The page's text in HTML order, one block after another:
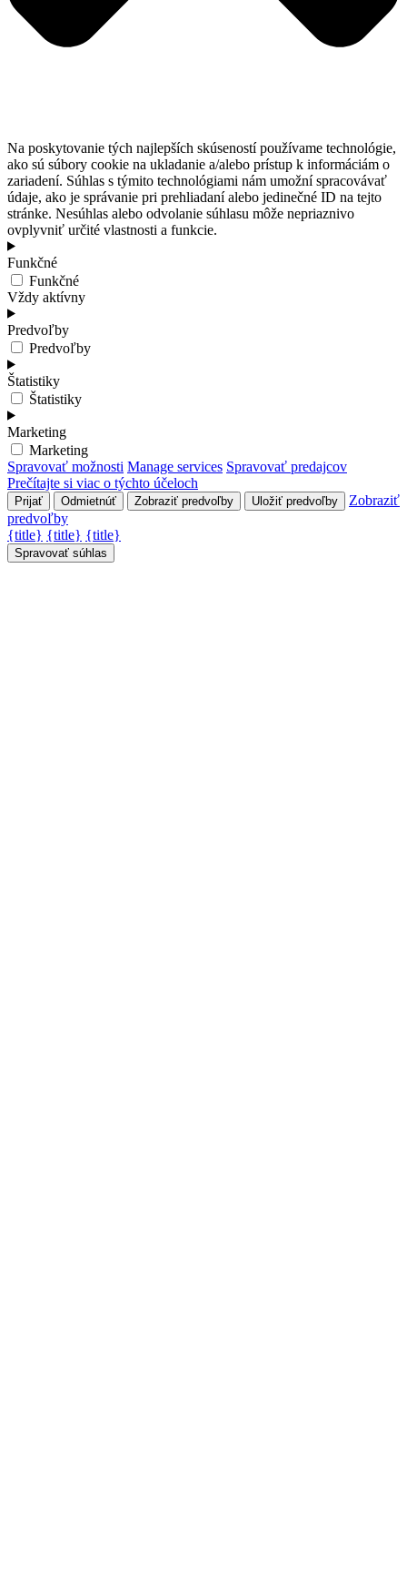
Na poskytovanie tých najlepších skúseností používame technológie,
ako sú súbory cookie na ukladanie a/alebo prístup k informáciám o
zariadení. Súhlas s týmito technológiami nám umožní spracovávať
údaje, ako je správanie pri prehliadaní alebo jedinečné ID na tejto
stránke. Nesúhlas alebo odvolanie súhlasu môže nepriaznivo
ovplyvniť určité vlastnosti a funkcie.
Funkčné
Funkčné
Vždy aktívny
Predvoľby
Predvoľby
Štatistiky
Štatistiky
Marketing
Marketing
Spravovať možnosti Manage services Spravovať predajcov
Prečítajte si viac o týchto účeloch
Prijať Odmietnúť Zobraziť predvoľby Uložiť predvoľby
Zobraziť
predvoľby
{title} {title} {title}
Spravovať súhlas